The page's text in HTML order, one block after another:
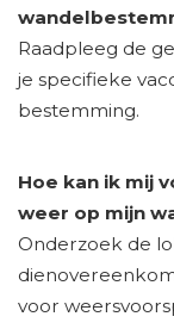
Raadpleeg de
je specifieke
bestemming.
Hoe kan ik mij
weer op mijn
Onderzoek de
voor